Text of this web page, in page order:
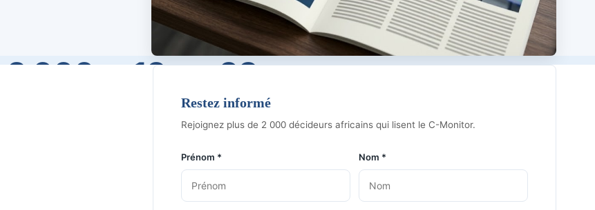
000 12
SECTEURS COUVERTS
38
PAYS
Restez informé
Rejoignez plus de 2 000 décideurs africains qui lisent le C-Monitor.
Prénom * Nom *